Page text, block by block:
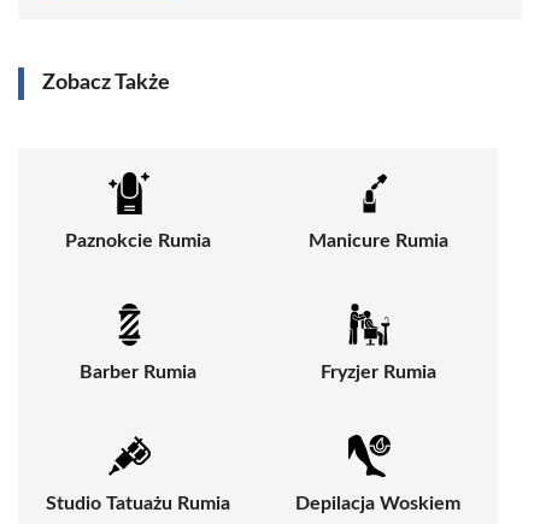
Zobacz Także
Paznokcie Rumia Manicure Rumia
Barber Rumia Fryzjer Rumia
Studio Tatuażu Rumia
Depilacja Woskiem